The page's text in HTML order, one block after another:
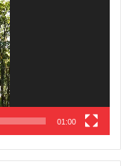
01:00